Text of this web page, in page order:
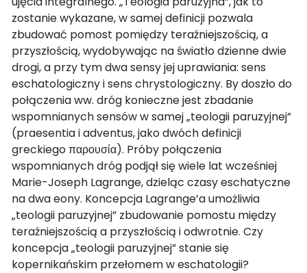
zostanie wykazane, w samej definicji pozwala
zbudować pomost pomiędzy teraźniejszością, a
przyszłością, wydobywając na światło dzienne dwie
drogi, a przy tym dwa sensy jej uprawiania: sens
eschatologiczny i sens chrystologiczny. By doszło do
połączenia ww. dróg konieczne jest zbadanie
wspomnianych sensów w samej „teologii paruzyjnej”
(praesentia i adventus, jako dwóch definicji
greckiego παρουσία). Próby połączenia
wspomnianych dróg podjął się wiele lat wcześniej
Marie-Joseph Lagrange, dzieląc czasy eschatyczne
na dwa eony. Koncepcja Lagrange’a umożliwia
„teologii paruzyjnej” zbudowanie pomostu między
teraźniejszością a przyszłością i odwrotnie. Czy
koncepcja „teologii paruzyjnej” stanie się
kopernikańskim przełomem w eschatologii?